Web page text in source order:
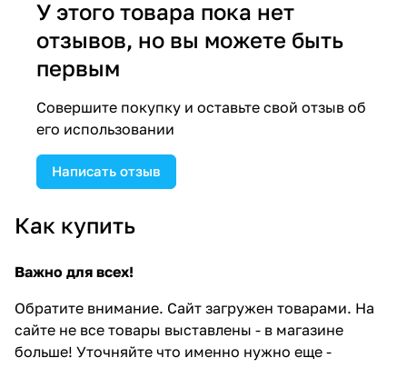
У этого товара пока нет
отзывов, но вы можете быть
первым
Совершите покупку и оставьте свой отзыв об
его использовании
Написать отзыв
Как купить
Важно для всех!
Обратите внимание. Сайт загружен товарами. На
сайте не все товары выставлены - в магазине
больше! Уточняйте что именно нужно еще -